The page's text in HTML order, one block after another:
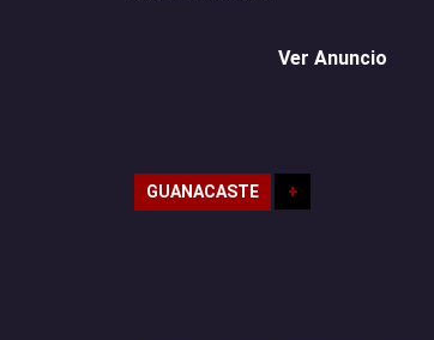
Ver Anuncio
GUANACASTE +